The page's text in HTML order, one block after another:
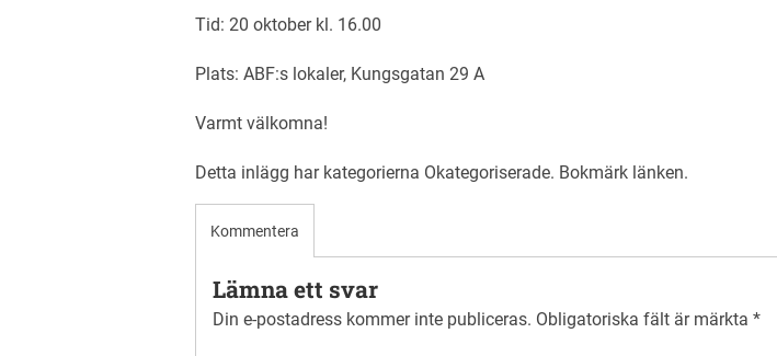
Tid: 20 oktober kl. 16.00
Plats: ABF:s lokaler, Kungsgatan 29 A
Varmt välkomna!
Detta inlägg har kategorierna Okategoriserade. Bokmärk länken.
Kommentera
Lämna ett svar
Din e-postadress kommer inte publiceras. Obligatoriska fält är märkta *